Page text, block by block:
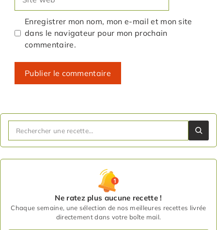
web
Enregistrer mon nom, mon e-mail et mon site
dans le navigateur pour mon prochain
commentaire.
Ne ratez plus aucune recette !
Chaque semaine, une sélection de nos meilleures recettes livrée
directement dans votre boîte mail.